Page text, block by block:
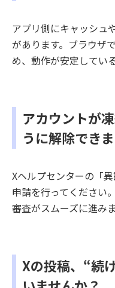
アプリ側にキャッシュ
があります。ブラウザ
め、動作が安定してい
アカウントが
うに解除でき
Xヘルプセンターの「
申請を行ってください
審査がスムーズに進みま
Xの投稿、“続